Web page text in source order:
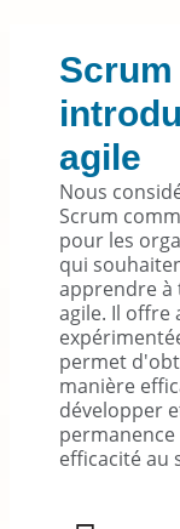
agile
Nous
Scrum
pour les
qui
apprendre à
agile. Il offre
permet
manière
développer
efficacité au